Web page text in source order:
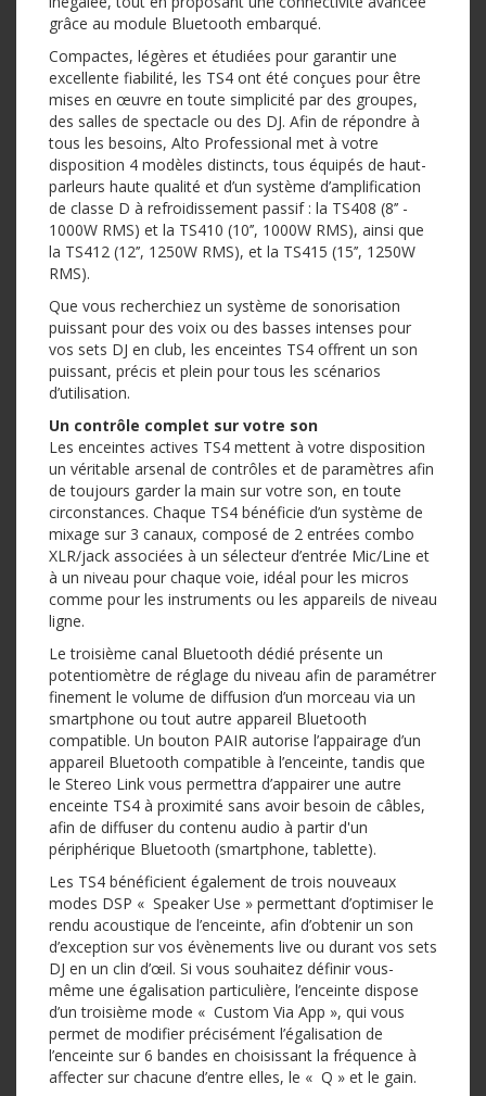
grâce au module Bluetooth embarqué.
Compactes, légères et étudiées pour garantir une
excellente fiabilité, les TS4 ont été conçues pour être
mises en œuvre en toute simplicité par des groupes,
des salles de spectacle ou des DJ. Afin de répondre à
tous les besoins, Alto Professional met à votre
disposition 4 modèles distincts, tous équipés de haut-
parleurs haute qualité et d’un système d’amplification
de classe D à refroidissement passif : la TS408 (8’’ -
1000W RMS) et la TS410 (10’’, 1000W RMS), ainsi que
la TS412 (12’’, 1250W RMS), et la TS415 (15’’, 1250W
RMS).
Que vous recherchiez un système de sonorisation
puissant pour des voix ou des basses intenses pour
vos sets DJ en club, les enceintes TS4 offrent un son
puissant, précis et plein pour tous les scénarios
d’utilisation.
Un contrôle complet sur votre son
Les enceintes actives TS4 mettent à votre disposition
un véritable arsenal de contrôles et de paramètres afin
de toujours garder la main sur votre son, en toute
circonstances. Chaque TS4 bénéficie d’un système de
mixage sur 3 canaux, composé de 2 entrées combo
XLR/jack associées à un sélecteur d’entrée Mic/Line et
à un niveau pour chaque voie, idéal pour les micros
comme pour les instruments ou les appareils de niveau
ligne.
Le troisième canal Bluetooth dédié présente un
potentiomètre de réglage du niveau afin de paramétrer
finement le volume de diffusion d’un morceau via un
smartphone ou tout autre appareil Bluetooth
compatible. Un bouton PAIR autorise l’appairage d’un
appareil Bluetooth compatible à l’enceinte, tandis que
le Stereo Link vous permettra d’appairer une autre
enceinte TS4 à proximité sans avoir besoin de câbles,
afin de diffuser du contenu audio à partir d'un
périphérique Bluetooth (smartphone, tablette).
Les TS4 bénéficient également de trois nouveaux
modes DSP « Speaker Use » permettant d’optimiser le
rendu acoustique de l’enceinte, afin d’obtenir un son
d’exception sur vos évènements live ou durant vos sets
DJ en un clin d’œil. Si vous souhaitez définir vous-
même une égalisation particulière, l’enceinte dispose
d’un troisième mode « Custom Via App », qui vous
permet de modifier précisément l’égalisation de
l’enceinte sur 6 bandes en choisissant la fréquence à
affecter sur chacune d’entre elles, le « Q » et le gain.